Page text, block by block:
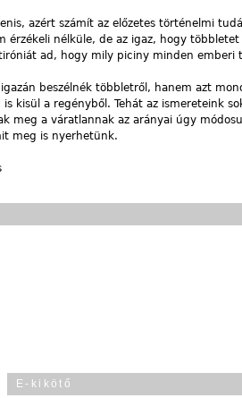
azért számít az előzetes történelmi
nélküle, de az igaz, hogy többletet
ad, hogy mily piciny minden emberi
beszélnék többletről, hanem azt
kisül a regényből. Tehát az ismereteink
meg a váratlannak az arányai úgy
meg is nyerhetünk.
E-kikötő